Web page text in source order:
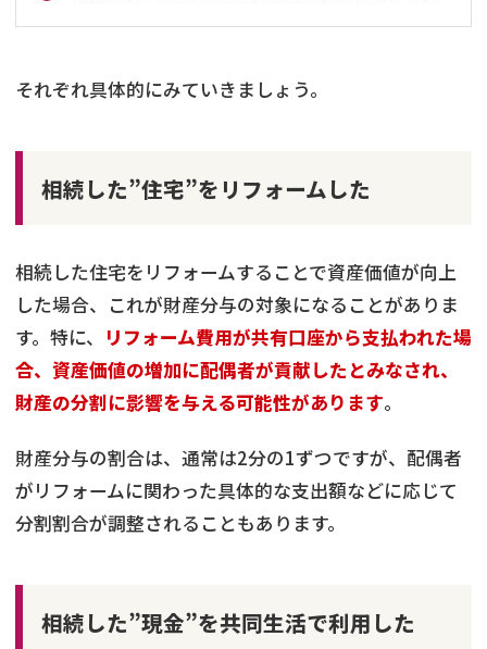
それぞれ具体的にみていきましょう。
相続した”住宅”をリフォームした
相続した住宅をリフォームすることで資産価値が向上
した場合、これが財産分与の対象になることがありま
す。特に、 リフォーム費用が共有口座から支払われた場
合、資産価値の増加に配偶者が貢献したとみなされ、
財産の分割に影響を与える可能性があります。
財産分与の割合は、通常は2分の1ずつですが、配偶者
がリフォームに関わった具体的な支出額などに応じて
分割割合が調整されることもあります。
相続した”現金”を共同生活で利用した